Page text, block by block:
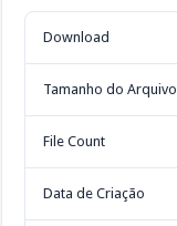
Download
Tamanho do Arquivo
File Count
Data de Criação